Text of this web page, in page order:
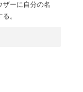
ザーに自分の名
。